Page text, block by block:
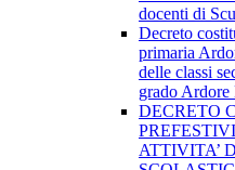
docenti di
Decreto
primaria
delle classi
grado Ardore
DECRETO
ATTIVITA’